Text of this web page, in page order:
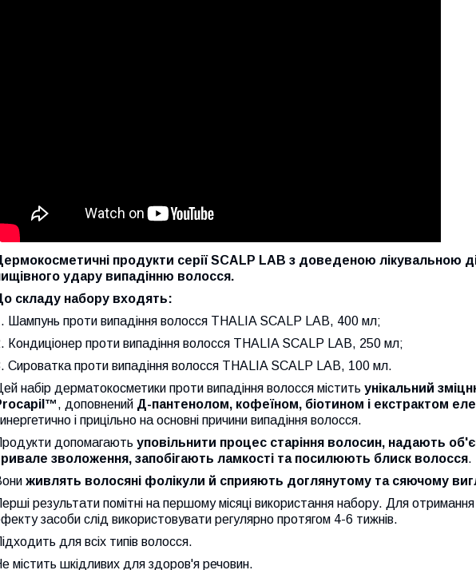
продукти серії SCALP LAB з доведеною лікувальною
удару випадінню волосся.
складу набору входять:
Шампунь проти випадіння волосся THALIA SCALP LAB, 400 мл;
Кондиціонер проти випадіння волосся THALIA SCALP LAB, 250 мл;
Сироватка проти випадіння волосся THALIA SCALP LAB, 100 мл.
набір дерматокосметики проти випадіння волосся містить унікальний
, доповнений Д-пантенолом, кофеїном, біотином і екстрактом
і прицільно на основні причини випадіння волосся.
допомагають уповільнити процес старіння волосин, надають
зволоження, запобігають ламкості та посилюють блиск волосся.
живлять волосяні фолікули й сприяють доглянутому та сяючому
результати помітні на першому місяці використання набору. Для
засоби слід використовувати регулярно протягом 4-6 тижнів.
для всіх типів волосся.
містить шкідливих для здоров'я речовин.